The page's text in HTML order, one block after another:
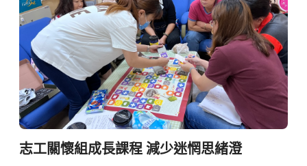
志工關懷組成長課程 減少迷惘思緒澄